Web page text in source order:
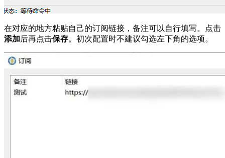
在对应的地方粘贴自己的订阅链接，备注可以自行填写。点击
添加后再点击保存。初次配置时不建议勾选左下角的选项。